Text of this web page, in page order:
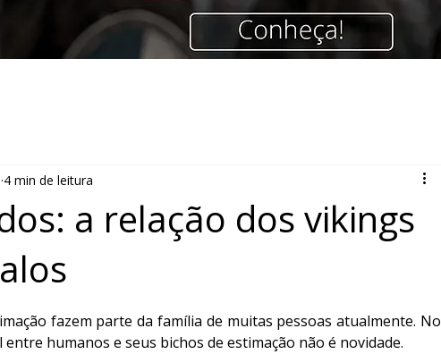
a relação dos vikings
4 min de leitura
fazem parte da família de muitas pessoas atualmente. No
humanos e seus bichos de estimação não é novidade.